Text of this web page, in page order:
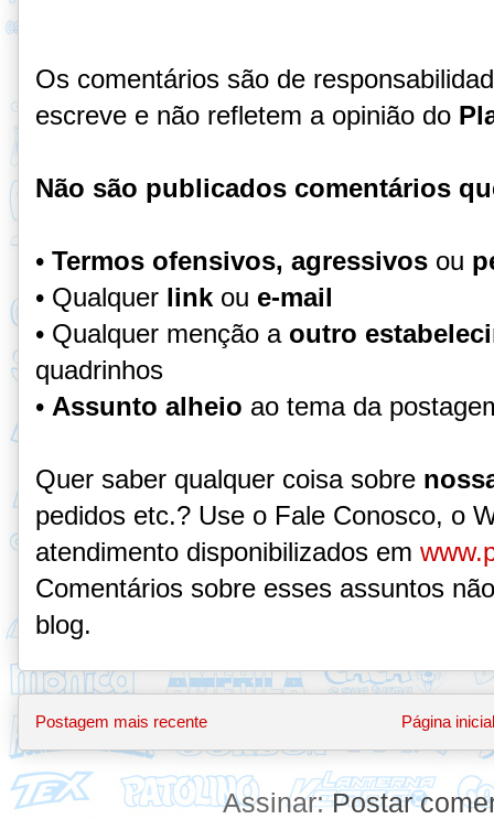
Os comentários são de
escreve e não refletem a opinião do
Não são publicados comentários
• Termos ofensivos, agressivos ou
• Qualquer link ou e-mail
• Qualquer menção a outro
quadrinhos
• Assunto alheio ao tema da
Quer saber qualquer coisa sobre
pedidos etc.? Use o Fale Conosco, o
atendimento disponibilizados em
Comentários sobre esses assuntos
blog.
Postagem mais recente Página inicial
Assinar:Postar